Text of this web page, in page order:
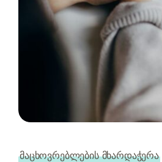
მაცხოვრებლების მხარდაჭერა